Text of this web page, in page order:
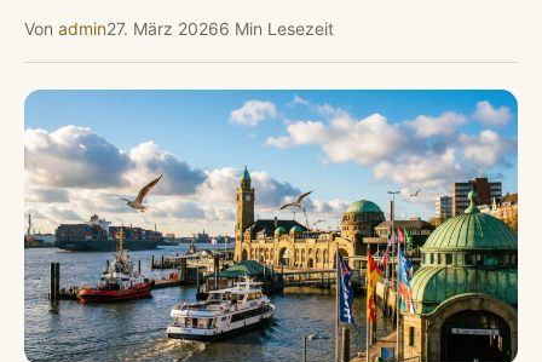
Von admin27. März 20266 Min Lesezeit